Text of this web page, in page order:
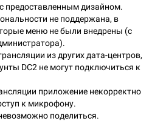
предоставленным дизайном.
не поддержана, в
меню не были внедрены (с
из других дата-центров,
DC2 не могут подключиться к
приложение некорректно
к микрофону.
поделиться.